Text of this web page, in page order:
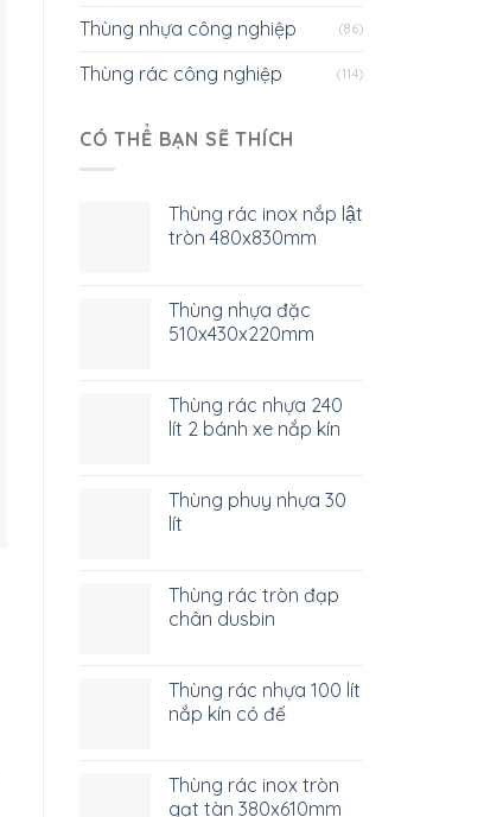
Thùng nhựa công nghiệp (86)
Thùng rác công nghiệp (114)
CÓ THỂ BẠN SẼ THÍCH
Thùng rác inox nắp lật
tròn 480x830mm
Thùng nhựa đặc
510x430x220mm
Thùng rác nhựa 240
lít 2 bánh xe nắp kín
Thùng phuy nhựa 30
lít
Thùng rác tròn đạp
chân dusbin
Thùng rác nhựa 100 lít
nắp kín có đế
Thùng rác inox tròn
gạt tàn 380x610mm